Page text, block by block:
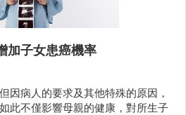
加子女患癌機率
因病人的要求及其他特殊的原因，
此不僅影響母親的健康，對所生子